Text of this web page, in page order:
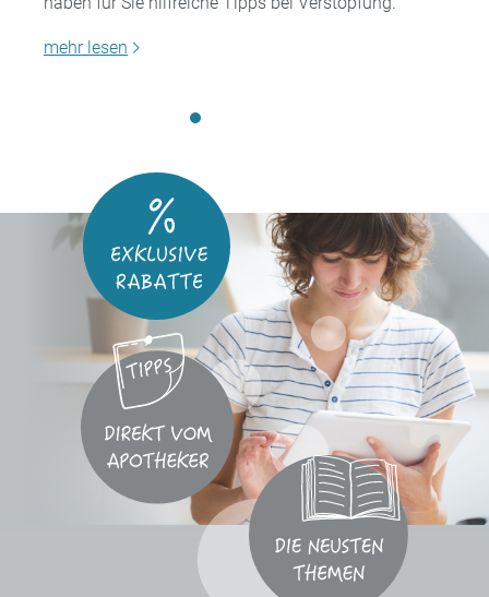
mehr lesen